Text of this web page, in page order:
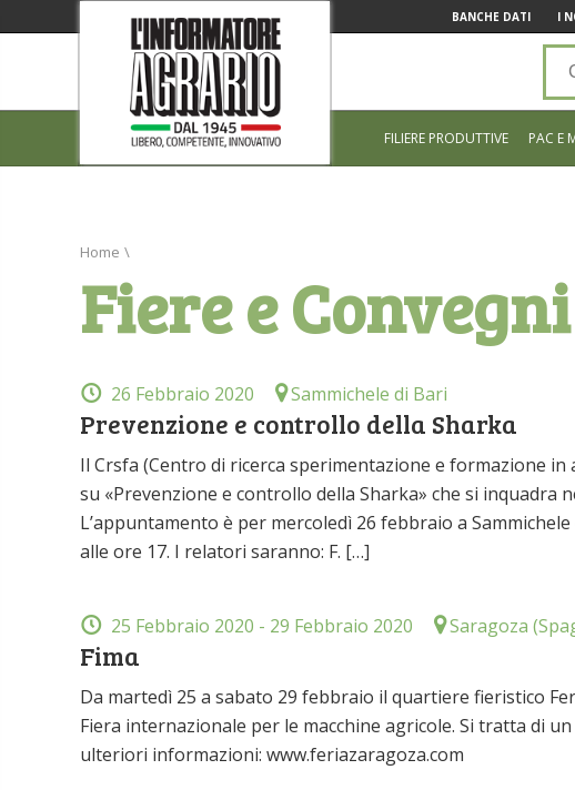
BANCHE DATI I
FILIERE PRODUTTIVE PAC E
Home \
Fiere e Convegni
26 Febbraio 2020 Sammichele di Bari
Prevenzione e controllo della Sharka
Il Crsfa (Centro di ricerca sperimentazione e formazione
su «Prevenzione e controllo della Sharka» che si inquadra
L’appuntamento è per mercoledì 26 febbraio a
alle ore 17. I relatori saranno: F. […]
25 Febbraio 2020 - 29 Febbraio 2020 Saragoza
Fima
Da martedì 25 a sabato 29 febbraio il quartiere fieristico
Fiera internazionale per le macchine agricole. Si tratta di
ulteriori informazioni: www.feriazaragoza.com